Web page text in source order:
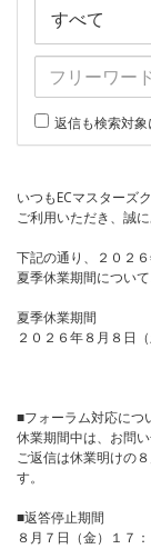
返信も検索対象
いつもECマスターズ
ご利用いただき、誠
下記の通り、２０２
夏季休業期間につい
夏季休業期間
２０２６年８月８日
■フォーラム対応につ
休業期間中は、お問
ご返信は休業明けの
す。
■返答停止期間
８月７日（金）１７